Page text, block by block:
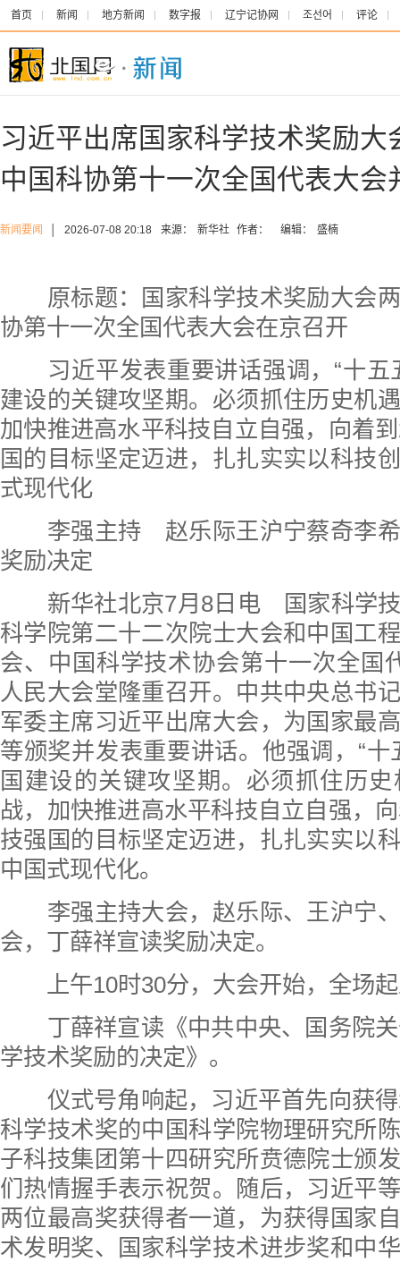
首页 新闻 地方新闻 数字报 辽宁记协网 조선어 评论
习近平出席国家科学技术奖励大
中国科协第十一次全国代表大会
新闻要闻 2026-07-08 20:18 来源： 新华社 作者： 编辑： 盛楠
原标题：国家科学技术奖励大会两
协第十一次全国代表大会在京召开
习近平发表重要讲话强调，“十五
建设的关键攻坚期。必须抓住历史机
加快推进高水平科技自立自强，向着
国的目标坚定迈进，扎扎实实以科技
式现代化
李强主持 赵乐际王沪宁蔡奇李
奖励决定
新华社北京7月8日电 国家科学技
科学院第二十二次院士大会和中国工
会、中国科学技术协会第十一次全国
人民大会堂隆重召开。中共中央总书
军委主席习近平出席大会，为国家最
等颁奖并发表重要讲话。他强调，“十
国建设的关键攻坚期。必须抓住历
战，加快推进高水平科技自立自强，
技强国的目标坚定迈进，扎扎实实以
中国式现代化。
李强主持大会，赵乐际、王沪宁、
会，丁薛祥宣读奖励决定。
上午10时30分，大会开始，全场起
丁薛祥宣读《中共中央、国务院关
学技术奖励的决定》。
仪式号角响起，习近平首先向获得
科学技术奖的中国科学院物理研究所
子科技集团第十四研究所贲德院士颁
们热情握手表示祝贺。随后，习近平
两位最高奖获得者一道，为获得国家
术发明奖、国家科学技术进步奖和中